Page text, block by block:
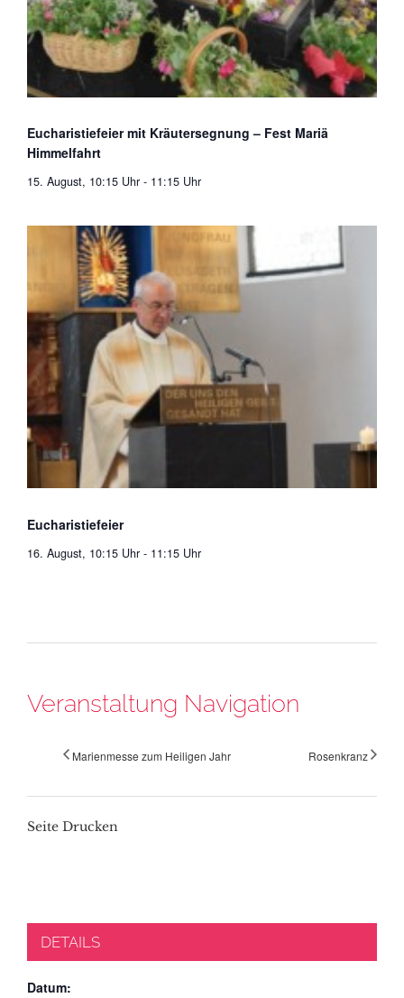
Eucharistiefeier mit Kräutersegnung – Fest Mariä
Himmelfahrt
15. August, 10:15 Uhr - 11:15 Uhr
Eucharistiefeier
16. August, 10:15 Uhr - 11:15 Uhr
Veranstaltung Navigation
Marienmesse zum Heiligen Jahr Rosenkranz
Seite Drucken
DETAILS
Datum: